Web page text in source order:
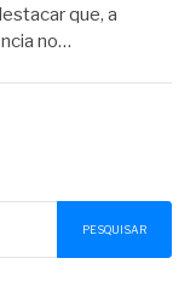
que, a
no…
PESQUISAR